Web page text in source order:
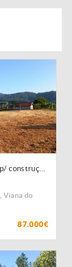
Viana do
87.000€